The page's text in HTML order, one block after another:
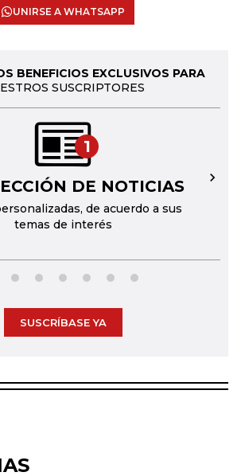
UNIRSE A WHATSAPP
BENEFICIOS EXCLUSIVOS PARA
SUSCRIPTORES
1
DE NOTICIAS
de acuerdo a sus
temas de interés
→
SUSCRÍBASE YA